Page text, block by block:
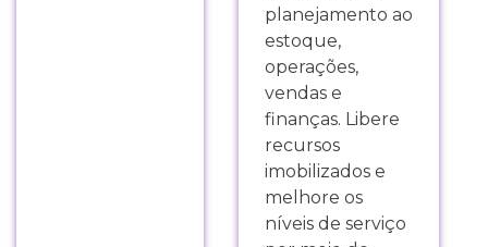
planejamento ao
estoque,
operações,
vendas e
finanças. Libere
recursos
imobilizados e
melhore os
níveis de serviço